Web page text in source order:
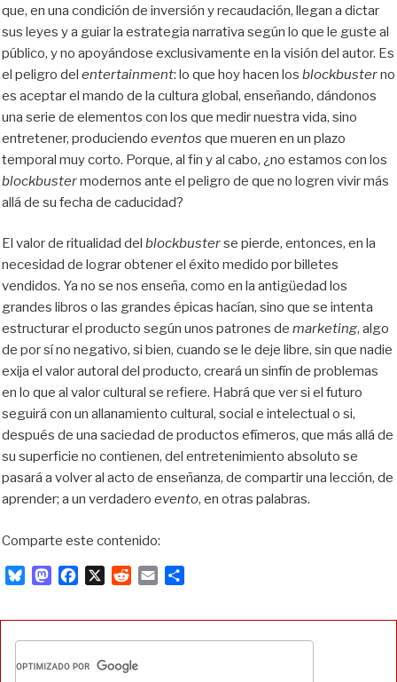
que, en una condición de inversión y recaudación, llegan a dictar
sus leyes y a guiar la estrategia narrativa según lo que le guste al
público, y no apoyándose exclusivamente en la visión del autor. Es
el peligro del entertainment: lo que hoy hacen los blockbusterno
es aceptar el mando de la cultura global, enseñando, dándonos
una serie de elementos con los que medir nuestra vida, sino
entretener, produciendo eventos que mueren en un plazo
temporal muy corto. Porque, al fin y al cabo, ¿no estamos con los
blockbustermodernos ante el peligro de que no logren vivir más
allá de su fecha de caducidad?
El valor de ritualidad del blockbusterse pierde, entonces, en la
necesidad de lograr obtener el éxito medido por billetes
vendidos. Ya no se nos enseña, como en la antigüedad los
grandes libros o las grandes épicas hacían, sino que se intenta
estructurar el producto según unos patrones de marketing, algo
de por sí no negativo, si bien, cuando se le deje libre, sin que nadie
exija el valor autoral del producto, creará un sinfín de problemas
en lo que al valor cultural se refiere. Habrá que ver si el futuro
seguirá con un allanamiento cultural, social e intelectual o si,
después de una saciedad de productos efímeros, que más allá de
su superficie no contienen, del entretenimiento absoluto se
pasará a volver al acto de enseñanza, de compartir una lección, de
aprender; a un verdadero evento, en otras palabras.
Comparte este contenido:
k
M
d
o
X
t